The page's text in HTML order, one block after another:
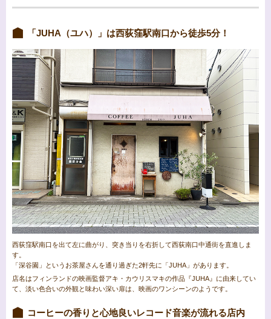
「JUHA（ユハ）」は西荻窪駅南口から徒歩5分！
西荻窪駅南口を出て左に曲がり、突き当りを右折して西荻南口中通街を直進しま
す。
「深谷園」というお茶屋さんを通り過ぎた2軒先に「JUHA」があります。
店名はフィンランドの映画監督アキ・カウリスマキの作品『JUHA』に由来してい
て、淡い色合いの外観と味わい深い扉は、映画のワンシーンのようです。
コーヒーの香りと心地良いレコード音楽が流れる店内